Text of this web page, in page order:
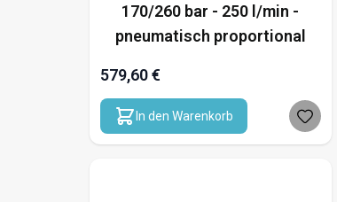
170/260 bar - 250 l/min -
pneumatisch proportional
579,60 €
In den Warenkorb